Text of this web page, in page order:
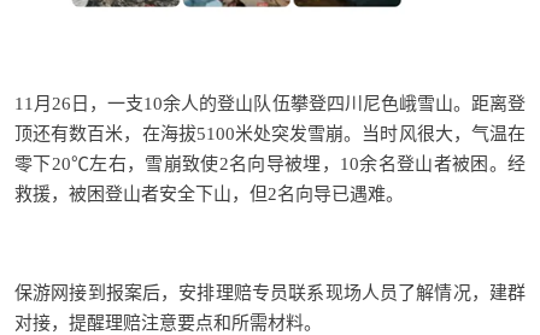
11月26日，一支10余人的登山队伍攀登四川尼色峨雪山。距离登
顶还有数百米，在海拔5100米处突发雪崩。当时风很大，气温在
零下20℃左右，雪崩致使2名向导被埋，10余名登山者被困。经
救援，被困登山者安全下山，但2名向导已遇难。
保游网接到报案后，安排理赔专员联系现场人员了解情况，建群
对接，提醒理赔注意要点和所需材料。